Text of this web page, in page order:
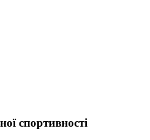
спортивності